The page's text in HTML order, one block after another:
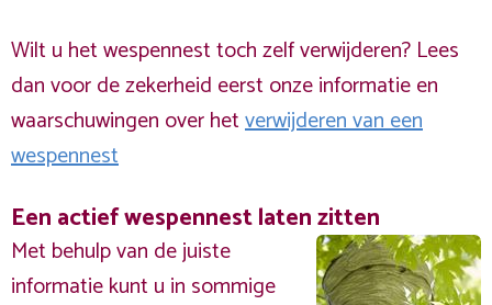
Wilt u het wespennest toch zelf verwijderen? Lees
dan voor de zekerheid eerst onze informatie en
waarschuwingen over hetverwijderen van een
wespennest
Een actief wespennest laten zitten
Met behulp van de juiste
informatie kunt u in sommige